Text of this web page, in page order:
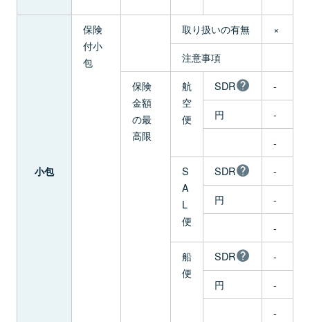
小包
保険
付小
包
取り扱いの有無
×
注意事項
保険
金額
の最
高限
航
空
便
SDR
-
円
-
-
S
A
L
便
SDR
-
円
-
-
船
便
SDR
-
円
-
-